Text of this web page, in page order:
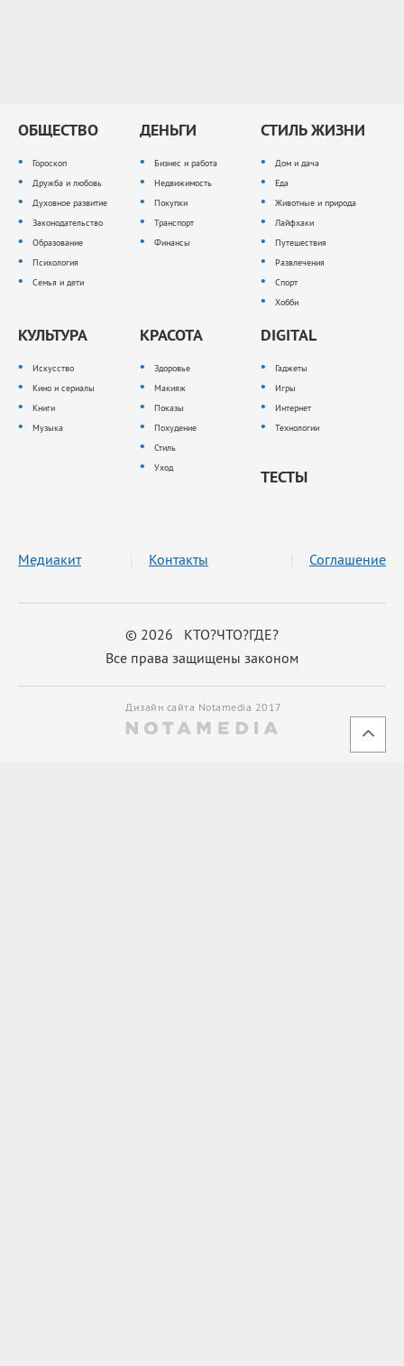
ОБЩЕСТВО
Гороскоп
Дружба и любовь
Духовное развитие
Законодательство
Образование
Психология
Семья и дети
ДЕНЬГИ
Бизнес и работа
Недвижимость
Покупки
Транспорт
Финансы
СТИЛЬ ЖИЗНИ
Дом и дача
Еда
Животные и природа
Лайфхаки
Путешествия
Развлечения
Спорт
Хобби
КУЛЬТУРА
Искусство
Кино и сериалы
Книги
Музыка
КРАСОТА
Здоровье
Макияж
Показы
Похудение
Стиль
Уход
DIGITAL
Гаджеты
Игры
Интернет
Технологии
ТЕСТЫ
© 2026 КТО?ЧТО?ГДЕ?
Все права защищены законом
Медиакит Контакты Соглашение
Дизайн сайта Notamedia 2017